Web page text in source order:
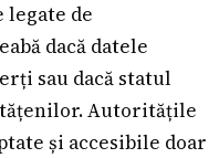
legate de
dacă datele
sau dacă statul
Autoritățile
și accesibile doar